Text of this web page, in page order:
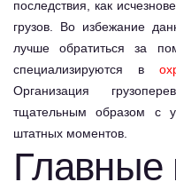
последствия, как
грузов. Во избежание
лучше обратиться за
специализируются в
Организация
тщательным образом с
штатных моментов.
Главные